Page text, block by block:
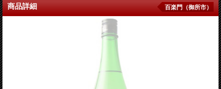
商品詳細 百楽門（御所市）